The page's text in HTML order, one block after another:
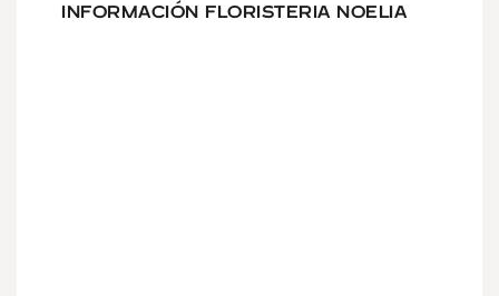
INFORMACIÓN FLORISTERIA NOELIA